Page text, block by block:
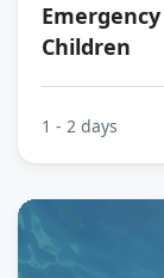
Children
1 - 2 days